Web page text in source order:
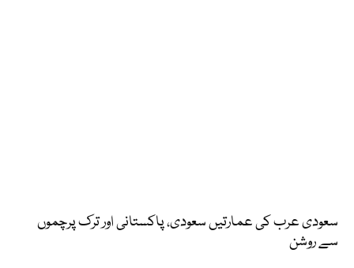
سعودی عرب کی عمارتیں سعودی، پاکستانی اور ترک پرچموں
سے روشن